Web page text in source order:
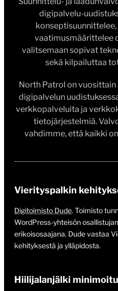
digipalvelu-
vaatimusmäärittelee
valitsemaan sopivat
sekä kilpailuttaa
North Patrol on vuosittain
digipalvelun
verkkopalveluita ja
tietojärjestelmiä.
vahdimme, että kaikki
Vierityspalkin
Digitoimisto Dude. Toimisto
WordPress-yhteisön
erikoisosaajana. Dude vastaa
kehityksestä ja ylläpidosta.
Hiilijalanjälki minimoitu